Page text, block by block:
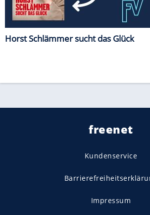
Horst Schlämmer sucht das Glück
freenet
Kundenservice
Impressum